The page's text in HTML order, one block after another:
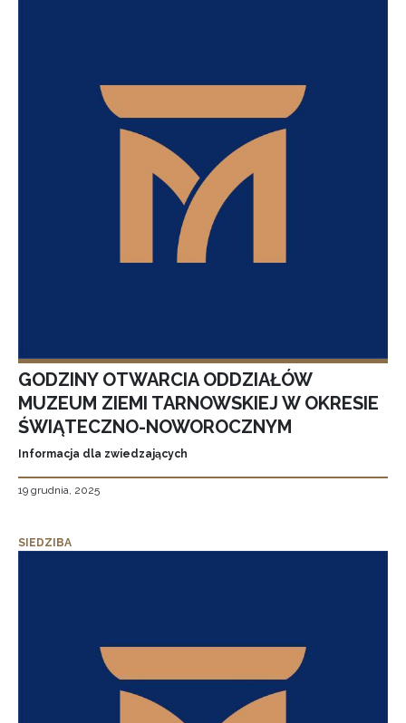
GODZINY OTWARCIA ODDZIAŁÓW
MUZEUM ZIEMI TARNOWSKIEJ W OKRESIE
ŚWIĄTECZNO-NOWOROCZNYM
Informacja dla zwiedzających
19 grudnia, 2025
SIEDZIBA